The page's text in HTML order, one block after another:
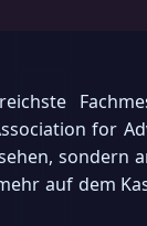
for
sondern
auf dem